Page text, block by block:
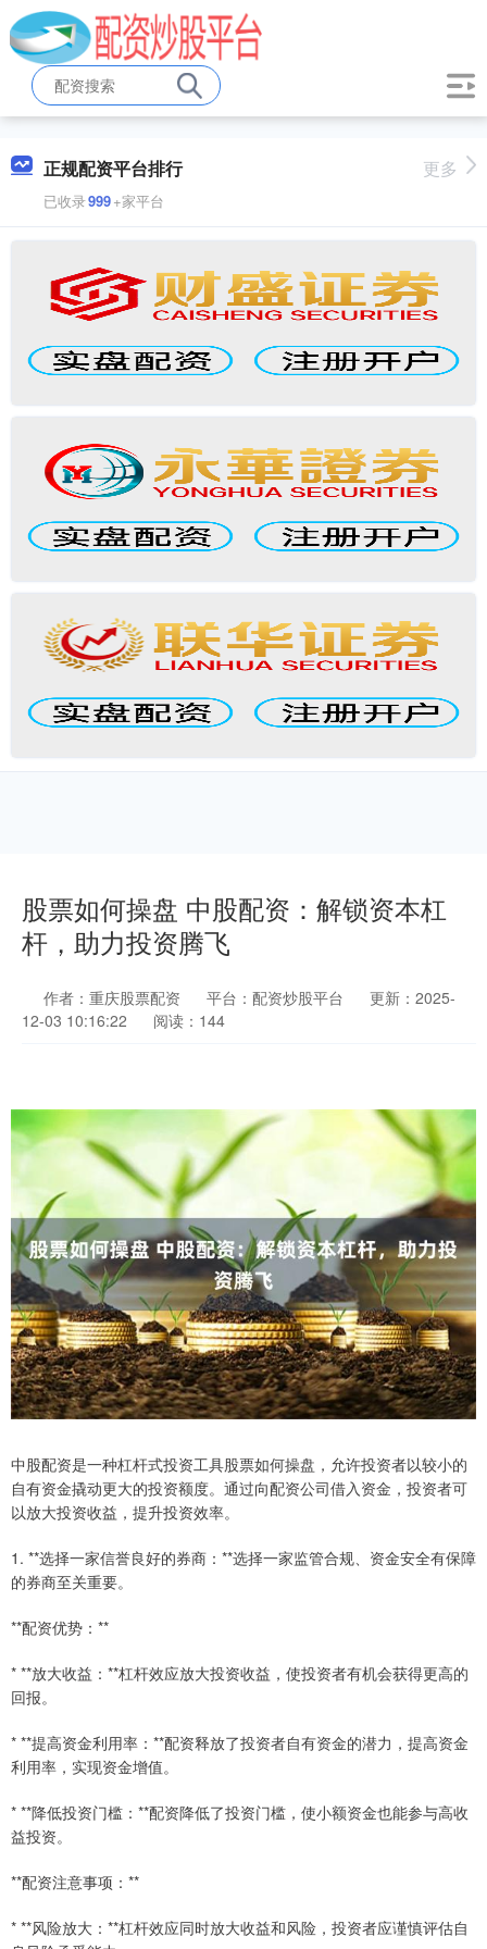
正规配资平台排行
已收录999+家平台
更多
股票如何操盘 中股配资：解锁资本杠
杆，助力投资腾飞
作者：重庆股票配资 平台：配资炒股平台
更新：2025-
12-03 10:16:22
阅读：144
中股配资是一种杠杆式投资工具股票如何操盘，允许投资者以较小的
自有资金撬动更大的投资额度。通过向配资公司借入资金，投资者可
以放大投资收益，提升投资效率。
1. **选择一家信誉良好的券商：**选择一家监管合规、资金安全有保障
的券商至关重要。
**配资优势：**
* **放大收益：**杠杆效应放大投资收益，使投资者有机会获得更高的
回报。
* **提高资金利用率：**配资释放了投资者自有资金的潜力，提高资金
利用率，实现资金增值。
* **降低投资门槛：**配资降低了投资门槛，使小额资金也能参与高收
益投资。
**配资注意事项：**
* **风险放大：**杠杆效应同时放大收益和风险，投资者应谨慎评估自